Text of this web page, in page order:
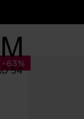
- 63%